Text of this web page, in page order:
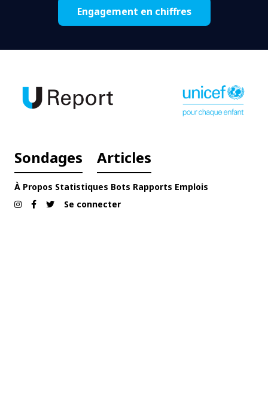
Engagement en chiffres
Sondages Articles
À Propos Statistiques Bots Rapports Emplois
Se connecter